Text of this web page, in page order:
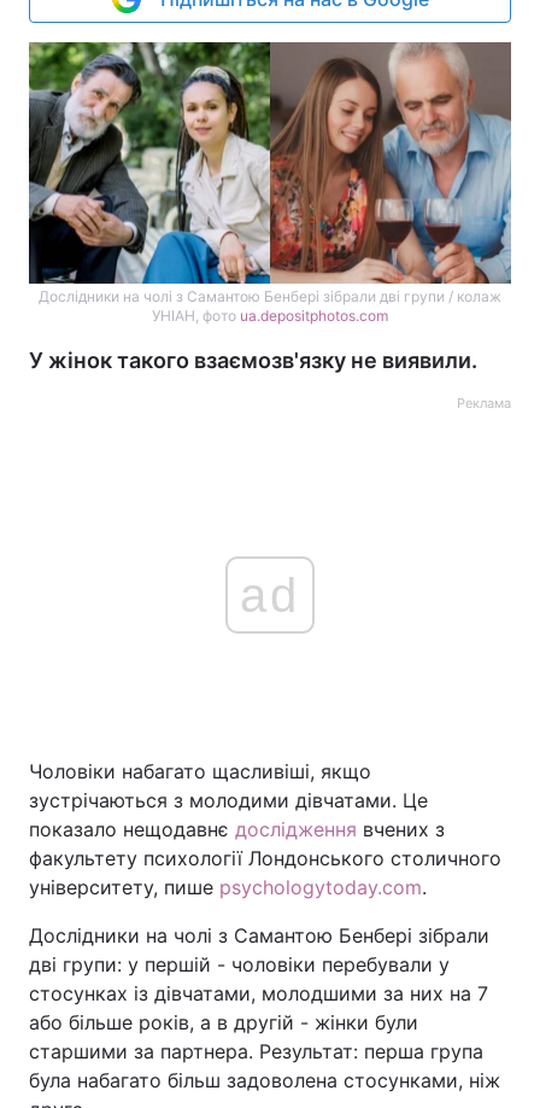
Дослідники на чолі з Самантою Бенбері зібрали дві групи / колаж
УНІАН, фото ua.depositphotos.com
У жінок такого взаємозв'язку не виявили.
Реклама
ad
Чоловіки набагато щасливіші, якщо
зустрічаються з молодими дівчатами. Це
показало нещодавнє дослідження вчених з
факультету психології Лондонського столичного
університету, пише psychologytoday.com.
Дослідники на чолі з Самантою Бенбері зібрали
дві групи: у першій - чоловіки перебували у
стосунках із дівчатами, молодшими за них на 7
або більше років, а в другій - жінки були
старшими за партнера. Результат: перша група
була набагато більш задоволена стосунками, ніж